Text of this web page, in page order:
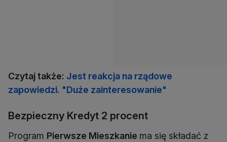
Czytaj także: Jest reakcja na rządowe
zapowiedzi. "Duże zainteresowanie"
Bezpieczny Kredyt 2 procent
Program Pierwsze Mieszkanie ma się składać z